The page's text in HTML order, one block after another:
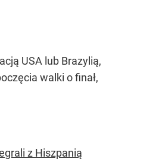
USA lub Brazylią,
walki o finał,
z Hiszpanią